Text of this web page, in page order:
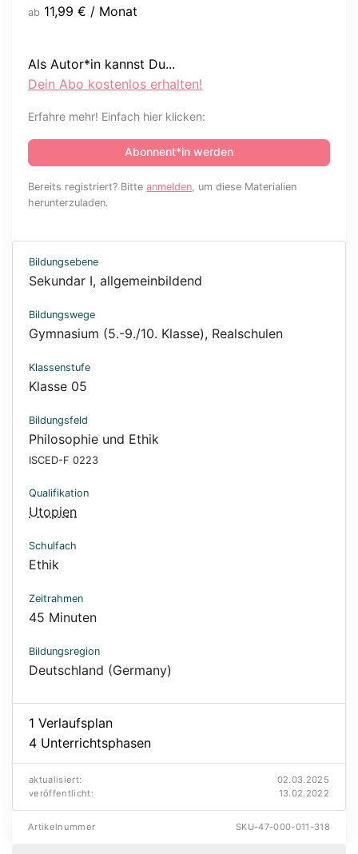
ab 11,99 € / Monat
Als Autor*in kannst Du...
Dein Abo kostenlos erhalten!
Erfahre mehr! Einfach hier klicken:
Abonnent*in werden
Bereits registriert? Bitte anmelden , um diese Materialien
herunterzuladen.
Bildungsebene
Sekundar I, allgemeinbildend
Bildungswege
Gymnasium (5.-9./10. Klasse), Realschulen
Klassenstufe
Klasse 05
Bildungsfeld
Philosophie und Ethik
ISCED-F 0223
Qualifikation
Utopien
Schulfach
Ethik
Zeitrahmen
45 Minuten
Bildungsregion
Deutschland (Germany)
1 Verlaufsplan
4 Unterrichtsphasen
aktualisiert:
02.03.2025
veröffentlicht:
13.02.2022
Artikelnummer SKU-47-000-011-318